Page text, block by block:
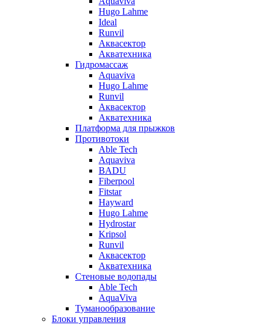
Hugo Lahme
Ideal
Runvil
Аквасектор
Акватехника
Гидромассаж
Aquaviva
Hugo Lahme
Runvil
Аквасектор
Акватехника
Платформа для прыжков
Противотоки
Able Tech
Aquaviva
BADU
Fiberpool
Fitstar
Hayward
Hugo Lahme
Hydrostar
Kripsol
Runvil
Аквасектор
Акватехника
Стеновые водопады
Able Tech
AquaViva
Туманообразование
Блоки управления